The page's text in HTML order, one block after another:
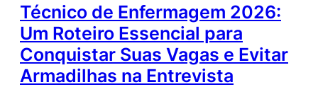
Técnico de Enfermagem 2026:
Um Roteiro Essencial para
Conquistar Suas Vagas e Evitar
Armadilhas na Entrevista